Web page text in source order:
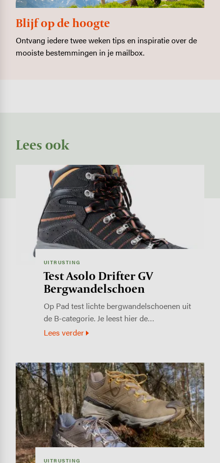
Blijf op de hoogte
Ontvang iedere twee weken tips en inspiratie over de
mooiste bestemmingen in je mailbox.
Lees ook
UITRUSTING
Test Asolo Drifter GV
Bergwandelschoen
Op Pad test lichte bergwandelschoenen uit
de B-categorie. Je leest hier de…
Lees verder
Image
UITRUSTING